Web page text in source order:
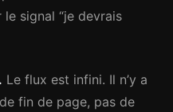
signal “je devrais
Le flux est infini. Il n’y a
fin de page, pas de